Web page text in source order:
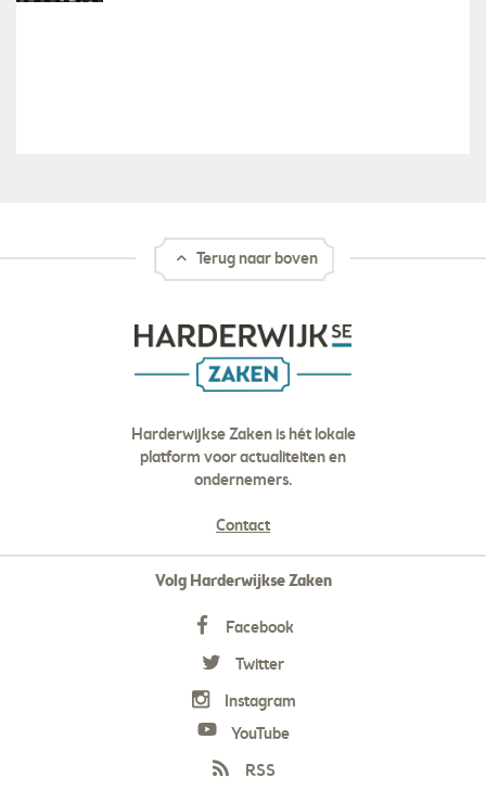
Terug naar boven
Harderwijkse Zaken is hét lokale
platform voor actualiteiten en
ondernemers.
Contact
Volg Harderwijkse Zaken
Facebook
Twitter
Instagram
YouTube
RSS